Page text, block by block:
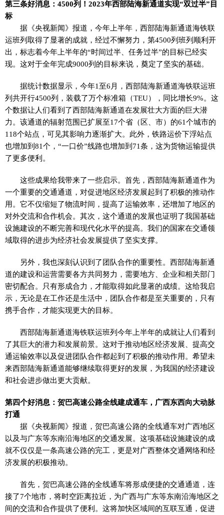
第三条好消息：4500列！2023年西部陆海新通道实现“双过半”目
标
据《央视新闻》报道，今年上半年，西部陆海新通道海铁联
运班列取得了显著的成就，经过不懈努力，第4500列班列顺利开
出，标志着今年上半年的“时间过半、任务过半”的目标已经实
现。这对于全年完成9000列的目标来说，奠定了坚实的基础。
据统计数据显示，今年1至6月，西部陆海新通道海铁联运班
列共开行4500列，装载了万个标准箱（TEU），同比增长9%。这
个数据让人们看到了西部陆海新通道在发展壮大方面的巨大潜
力。该通道的辐射范围已扩展至17个省（区、市）的61个城市的
118个站点，可见其影响力逐渐扩大。此外，铁路运价下浮站点
也增加到81个，“一口价”线路也增加到71条，这为货物运输提供
了更多便利。
这些成果给我带来了一些启示。首先，西部陆海新通道作为
一个重要的交通通道，对促进地区经济发展起到了积极的推动作
用。它不仅缩短了物流时间，提高了运输效率，还增加了地区的
对外交流和合作机会。其次，这个通道的发展也证明了我国基础
设施建设的不断完善和现代化水平的提高。我们的国家在交通领
域取得的进步为经济社会发展提供了坚实支撑。
另外，我也深刻认识到了团队合作的重要性。西部陆海新通
道的建设和运营需要各方共同努力，需要地方、企业和相关部门
密切配合。只有形成合力，才能取得如此显著的成绩。这给我启
示，无论是在工作还是生活中，团队合作都是至关重要的，只有
携手合作，才能实现更大的目标。
西部陆海新通道海铁联运班列今年上半年的成就让人们看到
了其巨大的潜力和发展前景。这对于推动地区经济发展、提高交
通运输效率以及促进团队合作都起到了积极的推动作用。希望未
来西部陆海新通道能够继续取得更好的发展，为我国的经济建设
和社会进步做出更大贡献。
第四个好消息：贺巴高速公路全线建成通车，广西东西向大动脉
打通
据《央视新闻》报道，贺巴高速公路的全线通车对广西地区
以及与广东等东南沿海地区的交通发展。这项基础设施建设的成
就不仅仅是一条高速公路的完工，更是对广西整体交通网络和经
济发展的积极推动。
首先，贺巴高速公路的全线通车将形成便捷的交通通道，连
接了7个地市，将时空距离拉近，为广西与广东等东南沿海地区之
间的交流和合作提供了便利。这将加快区域间的互联互通，促进